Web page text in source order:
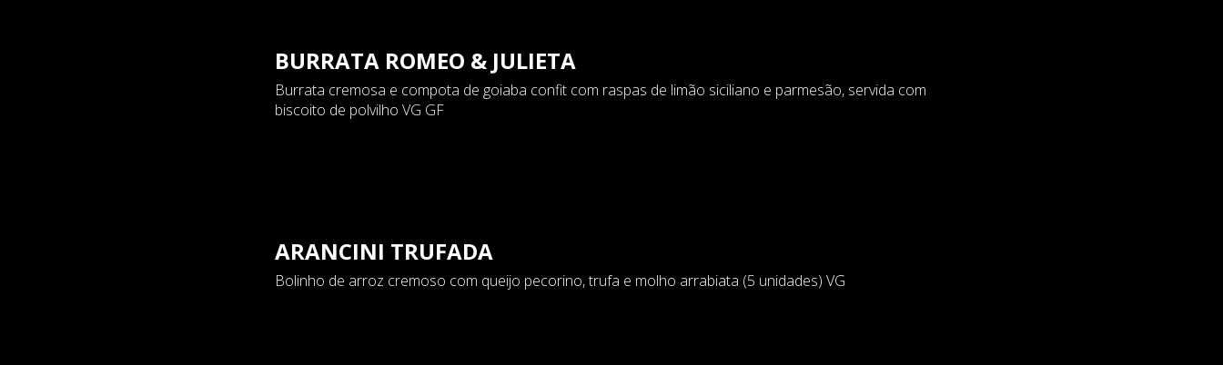
BURRATA ROMEO & JULIETA
Burrata cremosa e compota de goiaba confit com raspas de limão siciliano e parmesão, servida com
biscoito de polvilho VG GF
ARANCINI TRUFADA
Bolinho de arroz cremoso com queijo pecorino, trufa e molho arrabiata (5 unidades) VG